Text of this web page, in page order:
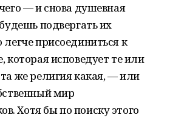
— и снова душевная
подвергать их
присоединиться к
которая исповедует те или
же религия какая, — или
мир
Хотя бы по поиску этого